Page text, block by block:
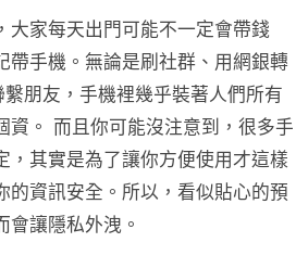
大家每天出門可能不一定會帶錢
帶手機。無論是刷社群、用網銀轉
朋友，手機裡幾乎裝著人們所有
資。 而且你可能沒注意到，很多手
，其實是為了讓你方便使用才這樣
的資訊安全。所以，看似貼心的預
會讓隱私外洩。